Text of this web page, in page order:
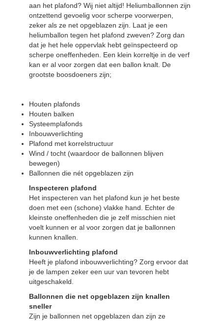
aan het plafond? Wij niet altijd! Heliumballonnen zijn
ontzettend gevoelig voor scherpe voorwerpen,
zeker als ze net opgeblazen zijn. Laat je een
heliumballon tegen het plafond zweven? Zorg dan
dat je het hele oppervlak hebt geïnspecteerd op
scherpe oneffenheden. Een klein korreltje in de verf
kan er al voor zorgen dat een ballon knalt. De
grootste boosdoeners zijn;
Houten plafonds
Houten balken
Systeemplafonds
Inbouwverlichting
Plafond met korrelstructuur
Wind / tocht (waardoor de ballonnen blijven
bewegen)
Ballonnen die nét opgeblazen zijn
Inspecteren plafond
Het inspecteren van het plafond kun je het beste
doen met een (schone) vlakke hand. Echter de
kleinste oneffenheden die je zelf misschien niet
voelt kunnen er al voor zorgen dat je ballonnen
kunnen knallen.
Inbouwverlichting plafond
Heeft je plafond inbouwverlichting? Zorg ervoor dat
je de lampen zeker een uur van tevoren hebt
uitgeschakeld.
Ballonnen die net opgeblazen zijn knallen
sneller
Zijn je ballonnen net opgeblazen dan zijn ze